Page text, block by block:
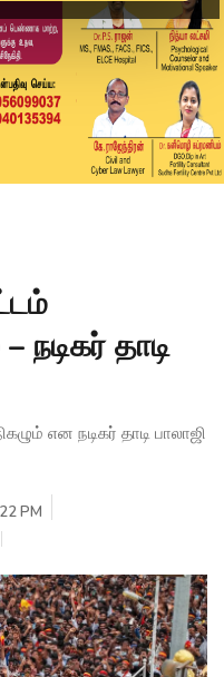
நடிகர் தாடி
என நடிகர் தாடி பாலாஜி
PM